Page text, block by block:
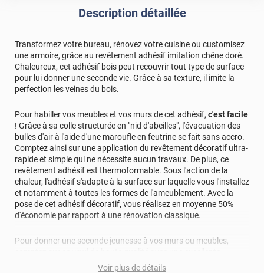
Description détaillée
Transformez votre bureau, rénovez votre cuisine ou customisez
une armoire, grâce au revêtement adhésif imitation chêne doré.
Chaleureux, cet adhésif bois peut recouvrir tout type de surface
pour lui donner une seconde vie. Grâce à sa texture, il imite la
perfection les veines du bois.
Pour habiller vos meubles et vos murs de cet adhésif, c'est facile
! Grâce à sa colle structurée en "nid d'abeilles", l'évacuation des
bulles d'air à l'aide d'une maroufle en feutrine se fait sans accro.
Comptez ainsi sur une application du revêtement décoratif ultra-
rapide et simple qui ne nécessite aucun travaux. De plus, ce
revêtement adhésif est thermoformable. Sous l'action de la
chaleur, l'adhésif s'adapte à la surface sur laquelle vous l'installez
et notamment à toutes les formes de l'ameublement. Avec la
pose de cet adhésif décoratif, vous réalisez en moyenne 50%
d'économie par rapport à une rénovation classique.
Pour donner une seconde jeunesse à vos murs ou meubles,
résistance à l’eau, à la saleté, à l’abrasion, aux UV et à l’usure.
Voir plus de détails